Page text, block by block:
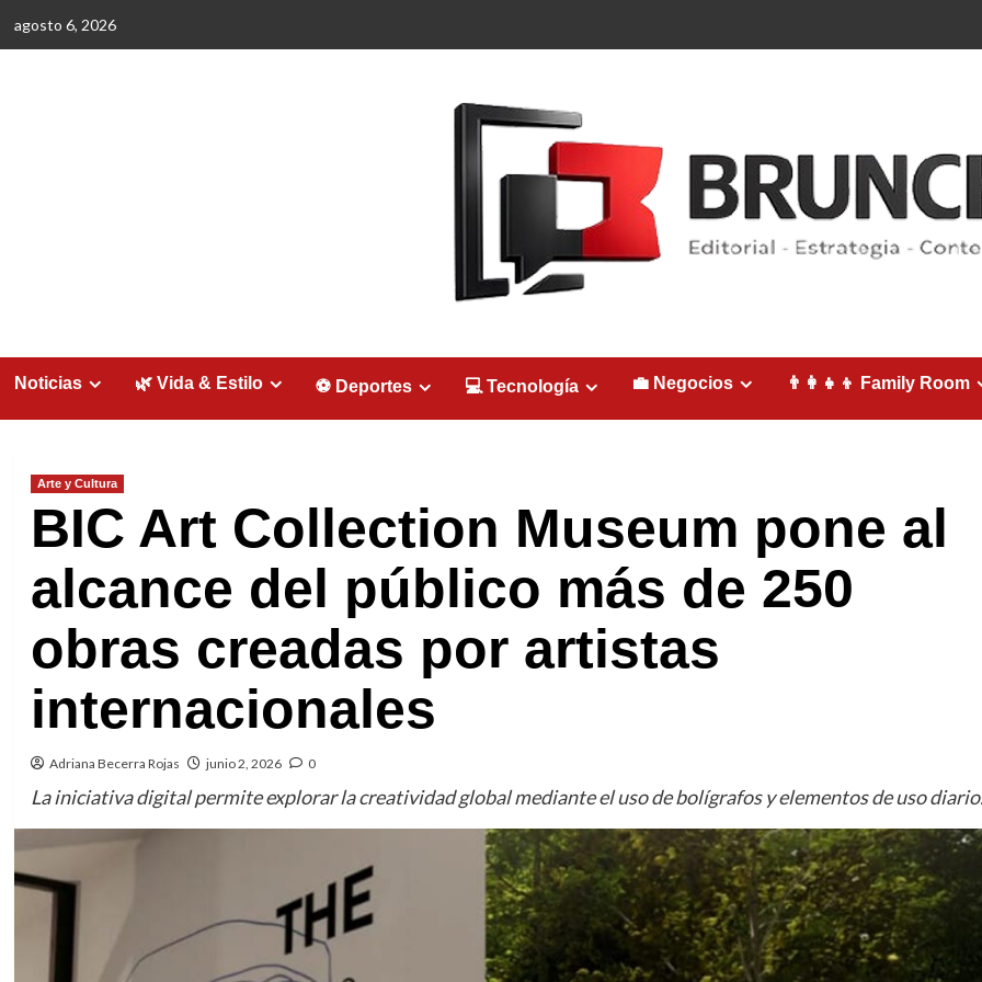
agosto 6, 2026
Noticias 🌿 Vida & Estilo ⚽ Deportes 💻 Tecnología 💼 Negocios 👨‍👩‍👧‍👦 Family Room
Arte y Cultura
BIC Art Collection Museum pone al
alcance del público más de 250
obras creadas por artistas
internacionales
Adriana Becerra Rojas junio 2, 2026 0
La iniciativa digital permite explorar la creatividad global mediante el uso de bolígrafos y elementos de uso